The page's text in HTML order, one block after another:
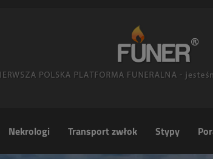
Nekrologi Transport zwłok Stypy